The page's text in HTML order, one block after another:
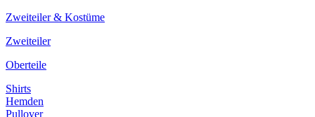
Zweiteiler & Kostüme
Zweiteiler
Oberteile
Shirts
Hemden
Pullover